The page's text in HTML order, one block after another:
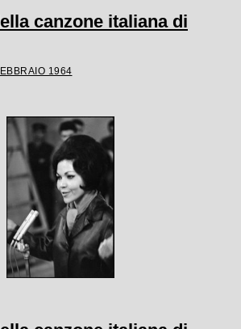
canzone italiana di
1964